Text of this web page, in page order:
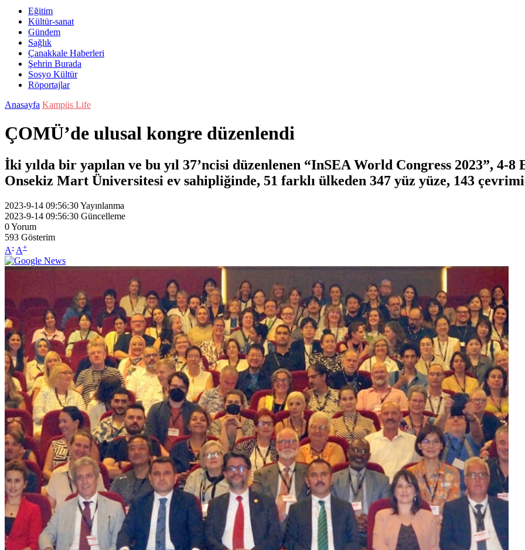
Eğitim
Kültür-sanat
Gündem
Sağlık
Çanakkale Haberleri
Şehrin Burada
Sosyo Kültür
Röportajlar
Anasayfa Kampüs Life
ÇOMÜ’de ulusal kongre düzenlendi
İki yılda bir yapılan ve bu yıl 37’ncisi düzenlenen “InSEA World Congress 2023”, 4-
Onsekiz Mart Üniversitesi ev sahipliğinde, 51 farklı ülkeden 347 yüz yüze, 143
2023-9-14 09:56:30Yayınlanma
2023-9-14 09:56:30 Güncelleme
0Yorum
593 Gösterim
A- A+